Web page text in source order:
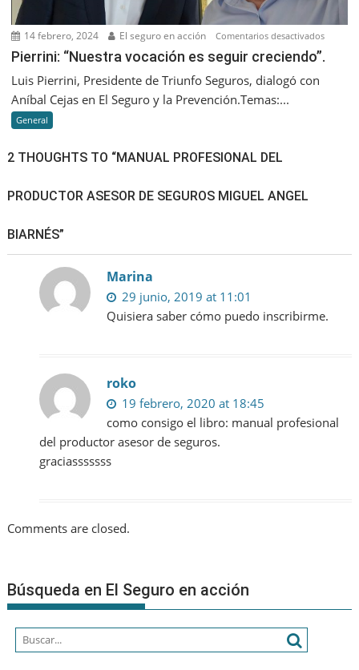
cada
vez
más
14 febrero, 2024 El seguro en acción Comentarios desactivadosen
Pierrini: “Nuestra vocación es seguir creciendo”.
Luis Pierrini, Presidente de Triunfo Seguros, dialogó con
Aníbal Cejas en El Seguro y la Prevención.Temas:...
General
2 THOUGHTS TO “MANUAL PROFESIONAL DEL
PRODUCTOR ASESOR DE SEGUROS MIGUEL ANGEL
BIARNÉS”
Marina
29 junio, 2019 at 11:01
Quisiera saber cómo puedo inscribirme.
roko
19 febrero, 2020 at 18:45
como consigo el libro: manual profesional
del productor asesor de seguros.
graciasssssss
Comments are closed.
Búsqueda en El Seguro en acción